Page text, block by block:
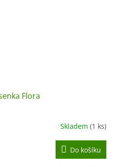
Flora
Skladem (1 ks)
Do košíku